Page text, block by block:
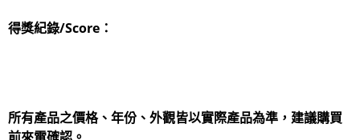
得獎紀錄/Score：
所有產品之價格、年份、外觀皆以實際產品為準，建議購買